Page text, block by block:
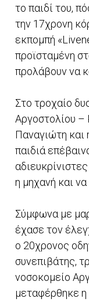
το παιδί του,
την 17χρονη
εκπομπή
προϊσταμένη
προλάβουν να
Στο τροχαίο
Αργοστολίου –
Παναγιώτη και
παιδιά
η μηχανή και
Σύμφωνα με
έχασε τον
ο 20χρονος
συνεπιβάτης,
νοσοκομείο
μεταφέρθηκε η